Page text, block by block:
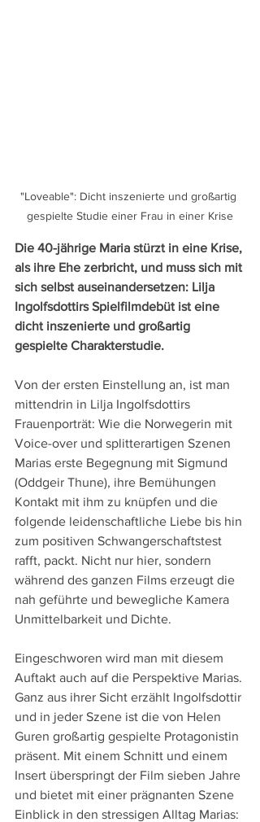
"Loveable": Dicht inszenierte und großartig
gespielte Studie einer Frau in einer Krise
Die 40-jährige Maria stürzt in eine Krise,
als ihre Ehe zerbricht, und muss sich mit
sich selbst auseinandersetzen: Lilja
Ingolfsdottirs Spielfilmdebüt ist eine
dicht inszenierte und großartig
gespielte Charakterstudie.
Von der ersten Einstellung an, ist man
mittendrin in Lilja Ingolfsdottirs
Frauenporträt: Wie die Norwegerin mit
Voice-over und splitterartigen Szenen
Marias erste Begegnung mit Sigmund
(Oddgeir Thune), ihre Bemühungen
Kontakt mit ihm zu knüpfen und die
folgende leidenschaftliche Liebe bis hin
zum positiven Schwangerschaftstest
rafft, packt. Nicht nur hier, sondern
während des ganzen Films erzeugt die
nah geführte und bewegliche Kamera
Unmittelbarkeit und Dichte.
Eingeschworen wird man mit diesem
Auftakt auch auf die Perspektive Marias.
Ganz aus ihrer Sicht erzählt Ingolfsdottir
und in jeder Szene ist die von Helen
Guren großartig gespielte Protagonistin
präsent. Mit einem Schnitt und einem
Insert überspringt der Film sieben Jahre
und bietet mit einer prägnanten Szene
Einblick in den stressigen Alltag Marias: